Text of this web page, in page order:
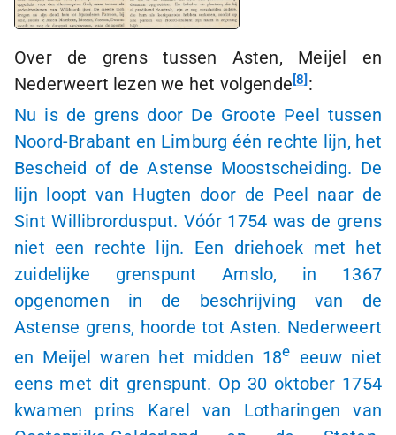
Over de grens tussen Asten, Meijel en
Nederweert lezen we het volgende 8 :
Nu is de grens door De Groote Peel tussen
Noord-Brabant en Limburg één rechte lijn, het
Bescheid of de Astense Moostscheiding. De
lijn loopt van Hugten door de Peel naar de
Sint Willibrordusput. Vóór 1754 was de grens
niet een rechte lijn. Een driehoek met het
zuidelijke grenspunt Amslo, in 1367
opgenomen in de beschrijving van de
Astense grens, hoorde tot Asten. Nederweert
en Meijel waren het midden 18e
eeuw niet
eens met dit grenspunt. Op 30 oktober 1754
kwamen prins Karel van Lotharingen van